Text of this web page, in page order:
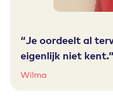
Je oordeelt al
eigenlijk niet kent.
Wilma